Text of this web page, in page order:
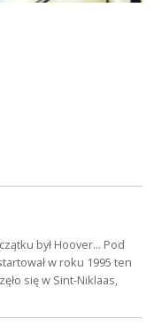
był Hoover… Pod
w roku 1995 ten
się w Sint-Niklaas,